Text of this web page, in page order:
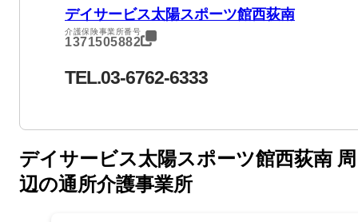
デイサービス太陽スポーツ館西荻南
介護保険事業所番号
1371505882
TEL.03-6762-6333
デイサービス太陽スポーツ館西荻南 周
辺の通所介護事業所